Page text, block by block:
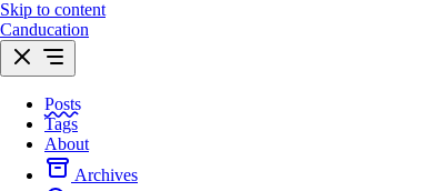
Skip to content
Canducation
Posts
Tags
About
Archives